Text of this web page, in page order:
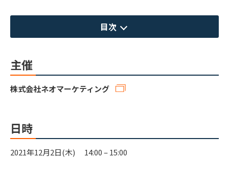
目次
主催
株式会社ネオマーケティング
日時
2021年12月2日(木) 14:00 – 15:00